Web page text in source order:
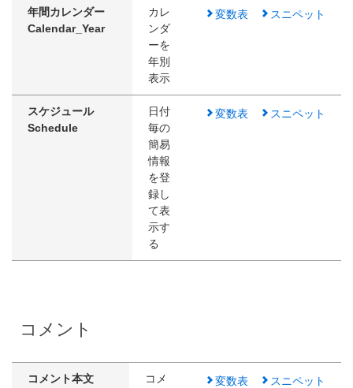
年間カレンダー
Calendar_Year
カレ
ンダ
ーを
年別
表示
変数表 スニペット
スケジュール
Schedule
日付
毎の
簡易
情報
を登
録し
て表
示す
る
変数表 スニペット
コメント
コメント本文
コメ
変数表 スニペット